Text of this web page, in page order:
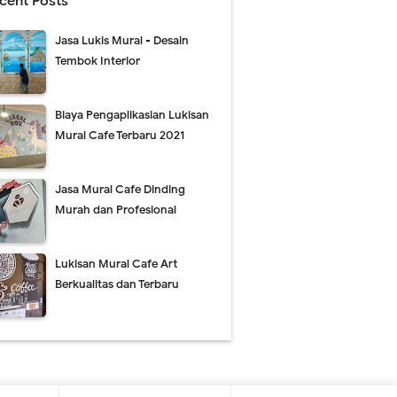
Jasa Lukis Mural - Desain
Tembok Interior
Biaya Pengaplikasian Lukisan
Mural Cafe Terbaru 2021
Jasa Mural Cafe Dinding
Murah dan Profesional
Lukisan Mural Cafe Art
Berkualitas dan Terbaru